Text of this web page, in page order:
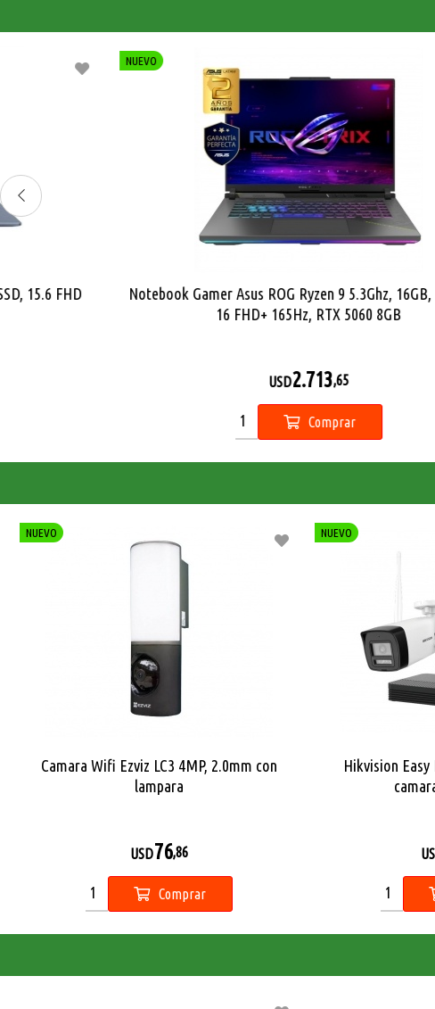
Notebook Gamer HP Core i5 4.6Ghz, 8GB, 512GB SSD, 15.6''
FHD, RTX 3050 6GB
NUEVO
Camara Wifi Ezviz LC3 4MP, 2.0mm con
lampara
USD76,86
Comprar
NUEVO
Hikvision Easy